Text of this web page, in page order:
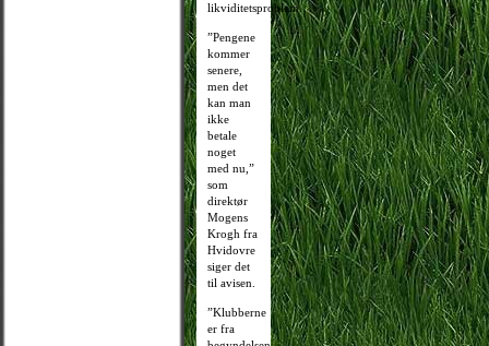
likviditetsproblem.
”Pengene
kommer
senere,
men det
kan man
ikke
betale
noget
med nu,”
som
direktør
Mogens
Krogh fra
Hvidovre
siger det
til avisen.
”Klubberne
er fra